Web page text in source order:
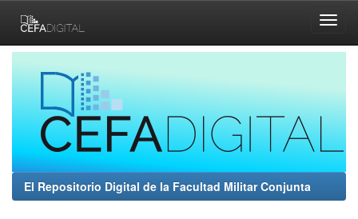
navigation
El Repositorio Digital de la Facultad Militar Conjunta